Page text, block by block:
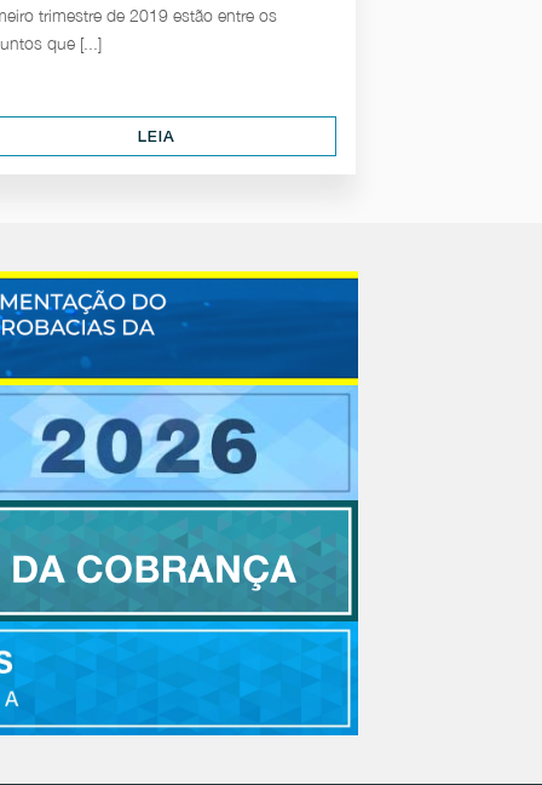
trimestre de 2019 estão entre os
que [...]
LEIA